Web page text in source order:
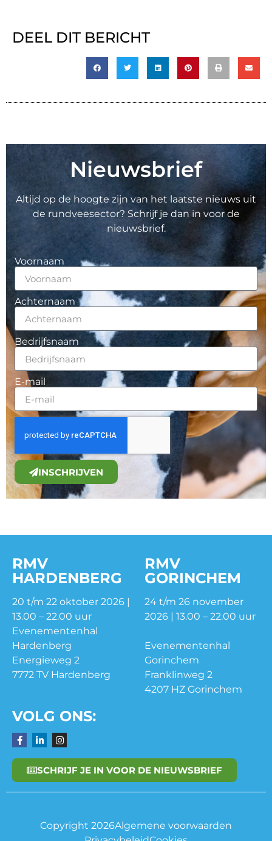
DEEL DIT BERICHT
Nieuwsbrief
Altijd op de hoogte zijn van het laatste nieuws uit
de rundveesector? Schrijf je dan in voor de
nieuwsbrief.
Voornaam
Achternaam
Bedrijfsnaam
E-mail
INSCHRIJVEN
RMV
HARDENBERG
20 t/m 22 oktober 2026 |
13.00 – 22.00 uur
Evenementenhal
Hardenberg
Energieweg 2
7772 TV Hardenberg
RMV
GORINCHEM
24 t/m 26 november
2026 | 13.00 – 22.00 uur
Evenementenhal
Gorinchem
Franklinweg 2
4207 HZ Gorinchem
VOLG ONS:
SCHRIJF JE IN VOOR DE NIEUWSBRIEF
Copyright 2026Algemene voorwaarden